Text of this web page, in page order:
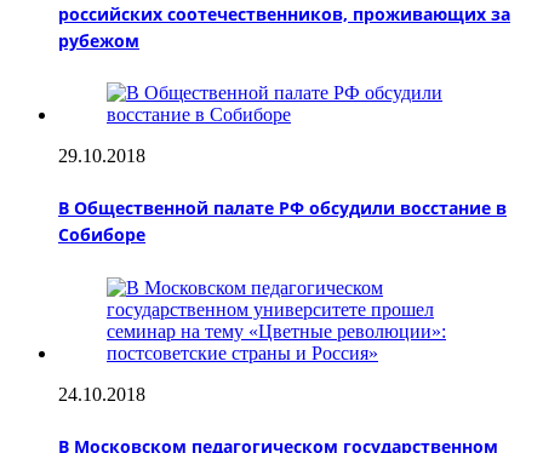
российских соотечественников, проживающих за
рубежом
29.10.2018
В Общественной палате РФ обсудили восстание в
Собиборе
24.10.2018
В Московском педагогическом государственном